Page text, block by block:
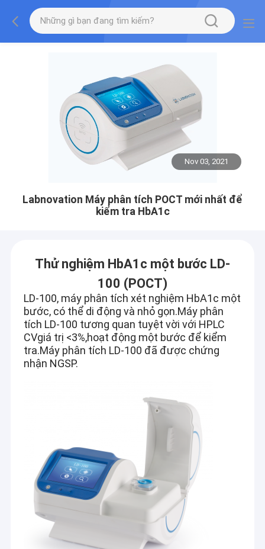
Nov 03, 2021
Labnovation Máy phân tích POCT mới nhất để
kiểm tra HbA1c
Thử nghiệm HbA1c một bước LD-
100 (POCT)
LD-100, máy phân tích xét nghiệm HbA1c một
bước, có thể di động và nhỏ gọn.Máy phân
tích LD-100 tương quan tuyệt vời với HPLC
CVgiá trị <3%,hoạt động một bước để kiểm
tra.Máy phân tích LD-100 đã được chứng
nhận NGSP.